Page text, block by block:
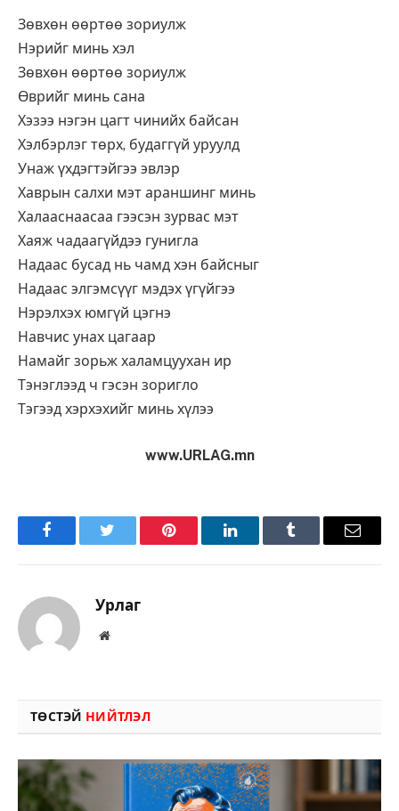
Зөвхөн өөртөө зориулж
Нэрийг минь хэл
Зөвхөн өөртөө зориулж
Өврийг минь сана
Хэзээ нэгэн цагт чинийх байсан
Хэлбэрлэг төрх, будаггүй уруулд
Унаж үхдэгтэйгээ эвлэр
Хаврын салхи мэт араншинг минь
Халааснаасаа гээсэн зурвас мэт
Хаяж чадаагүйдээ гунигла
Надаас бусад нь чамд хэн байсныг
Надаас элгэмсүүг мэдэх үгүйгээ
Нэрэлхэх юмгүй цэгнэ
Навчис унах цагаар
Намайг зорьж халамцуухан ир
Тэнэглээд ч гэсэн зоригло
Тэгээд хэрхэхийг минь хүлээ
www.URLAG.mn
FacebookTwitter Pinterest LinkedInTumblr Имэйл
Урлаг
Вэбсайт
ТӨСТЭЙ НИЙТЛЭЛ